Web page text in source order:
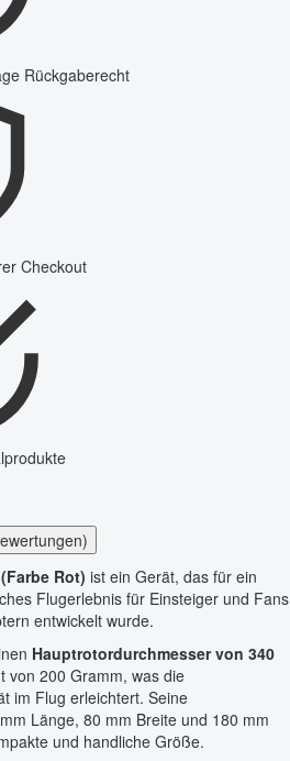
Rückgaberecht
Checkout
Rot) ist ein Gerät, das für ein
Flugerlebnis für Einsteiger und Fans
entwickelt wurde.
Hauptrotordurchmesser von 340
von 200 Gramm, was die
im Flug erleichtert. Seine
Länge, 80 mm Breite und 180 mm
und handliche Größe.